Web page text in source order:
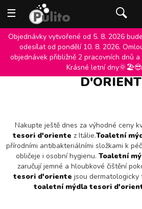
☰
Objednávky vytvořené od 5. 8. 2026
odesílat od pondělí 10. 8. 2026.
objednávek přibližně 2 pracovních dnů
Krásné letní
TOALETNÍ
Nakupte ještě dnes za výhodné ceny
tesori d'oriente z Itálie.Toaletní
přírodními antibakteriálními složkami k
obličeje i osobní hygienu. Toaletní
zaručují jemné a hloubkové čištění
tesori d'oriente jsou dermatologicky
toaletní mýdla tesori